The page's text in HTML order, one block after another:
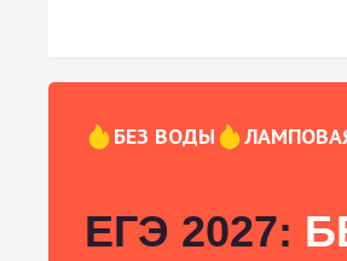
БЕЗ ВОДЫ
ЕГЭ 2027: